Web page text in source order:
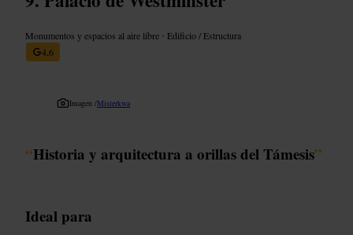
Monumentos y espacios al aire libre • Edificio / Estructura
4,6
Imagen /Misterkwa
“Historia y arquitectura a orillas del Támesis”
Ideal para